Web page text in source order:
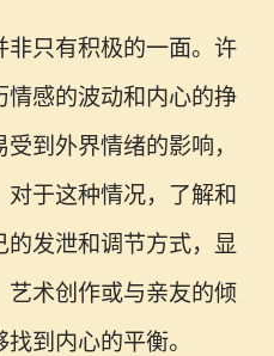
非只有积极的一面。许
情感的波动和内心的挣
到外界情绪的影响，
于这种情况，了解和
发泄和调节方式，显
术创作或与亲友的倾
到内心的平衡。